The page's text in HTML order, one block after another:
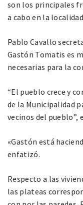
son los principales
a cabo en la
Pablo Cavallo
Gastón Tomatis es
necesarias para la
“El pueblo crece y
de la Municipalidad
vecinos del pueblo”,
«Gastón está
enfatizó.
Respecto a las
las plateas